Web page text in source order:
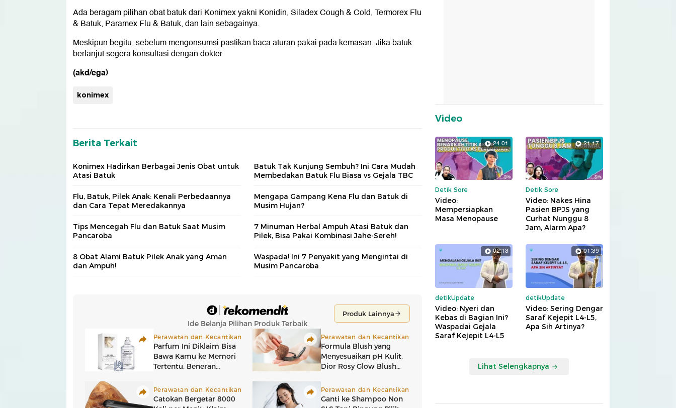
Ada beragam pilihan obat batuk dari Konimex yakni Konidin, Siladex Cough & Cold, Termorex Flu
& Batuk, Paramex Flu & Batuk, dan lain sebagainya.
Meskipun begitu, sebelum mengonsumsi pastikan baca aturan pakai pada kemasan. Jika batuk
berlanjut segera konsultasi dengan dokter.
(akd/ega)
konimex
Berita Terkait
Konimex Hadirkan Berbagai Jenis Obat untuk
Atasi Batuk
Batuk Tak Kunjung Sembuh? Ini Cara Mudah
Membedakan Batuk Flu Biasa vs Gejala TBC
Flu, Batuk, Pilek Anak: Kenali Perbedaannya
dan Cara Tepat Meredakannya
Mengapa Gampang Kena Flu dan Batuk di
Musim Hujan?
Tips Mencegah Flu dan Batuk Saat Musim
Pancaroba
7 Minuman Herbal Ampuh Atasi Batuk dan
Pilek, Bisa Pakai Kombinasi Jahe-Sereh!
8 Obat Alami Batuk Pilek Anak yang Aman
dan Ampuh!
Waspada! Ini 7 Penyakit yang Mengintai di
Musim Pancaroba
Video
24:01
Detik Sore
Video:
Mempersiapkan
Masa Menopause
21:17
Detik Sore
Video: Nakes Hina
Pasien BPJS yang
Curhat Nunggu 8
Jam, Alarm Apa?
02:13
detikUpdate
Video: Nyeri dan
Kebas di Bagian Ini?
Waspadai Gejala
Saraf Kejepit L4-L5
01:39
detikUpdate
Video: Sering Dengar
Saraf Kejepit L4-L5,
Apa Sih Artinya?
Lihat Selengkapnya